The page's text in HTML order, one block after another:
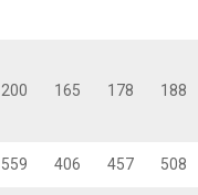
200 165 178 188
559 406 457 508